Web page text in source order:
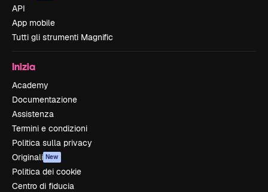
API
App mobile
Tutti gli strumenti Magnific
Inizia
Academy
Documentazione
Assistenza
Termini e condizioni
Politica sulla privacy
Originali New
Politica dei cookie
Centro di fiducia